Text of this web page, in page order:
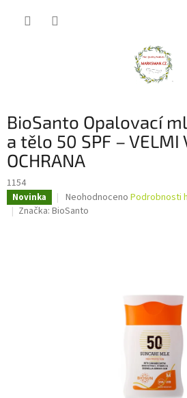
BioSanto Opalovací
a tělo 50 SPF – VELMI
OCHRANA
1154
Novinka
Průměrné
hodnocení
Neohodnoceno Podrobnosti
Značka: BioSanto